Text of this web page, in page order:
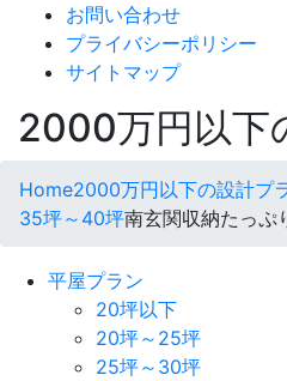
お問い合わせ
プライバシーポリシー
サイトマップ
2000万円以下
Home2000万円以下の設計プ
35坪～40坪南玄関収納たっぷ
平屋プラン
20坪以下
20坪～25坪
25坪～30坪